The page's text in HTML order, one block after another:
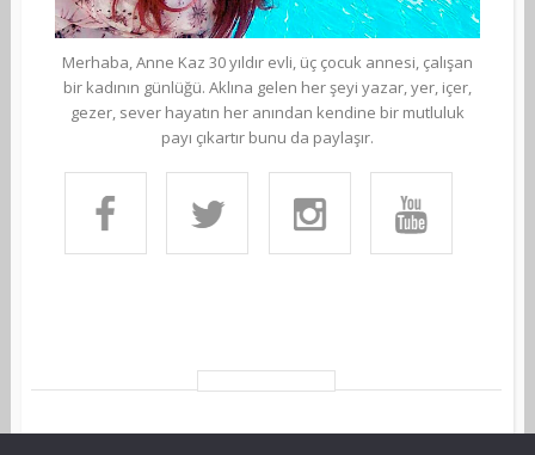
Merhaba, Anne Kaz 30 yıldır evli, üç çocuk annesi, çalışan
bir kadının günlüğü. Aklına gelen her şeyi yazar, yer, içer,
gezer, sever hayatın her anından kendine bir mutluluk
payı çıkartır bunu da paylaşır.